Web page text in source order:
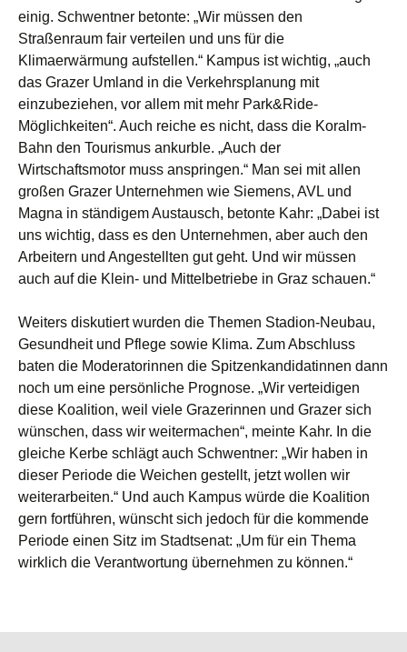
einig. Schwentner betonte: „Wir müssen den
Straßenraum fair verteilen und uns für die
Klimaerwärmung aufstellen.“ Kampus ist wichtig, „auch
das Grazer Umland in die Verkehrsplanung mit
einzubeziehen, vor allem mit mehr Park&Ride-
Möglichkeiten“. Auch reiche es nicht, dass die Koralm-
Bahn den Tourismus ankurble. „Auch der
Wirtschaftsmotor muss anspringen.“ Man sei mit allen
großen Grazer Unternehmen wie Siemens, AVL und
Magna in ständigem Austausch, betonte Kahr: „Dabei ist
uns wichtig, dass es den Unternehmen, aber auch den
Arbeitern und Angestellten gut geht. Und wir müssen
auch auf die Klein- und Mittelbetriebe in Graz schauen.“
Weiters diskutiert wurden die Themen Stadion-Neubau,
Gesundheit und Pflege sowie Klima. Zum Abschluss
baten die Moderatorinnen die Spitzenkandidatinnen dann
noch um eine persönliche Prognose. „Wir verteidigen
diese Koalition, weil viele Grazerinnen und Grazer sich
wünschen, dass wir weitermachen“, meinte Kahr. In die
gleiche Kerbe schlägt auch Schwentner: „Wir haben in
dieser Periode die Weichen gestellt, jetzt wollen wir
weiterarbeiten.“ Und auch Kampus würde die Koalition
gern fortführen, wünscht sich jedoch für die kommende
Periode einen Sitz im Stadtsenat: „Um für ein Thema
wirklich die Verantwortung übernehmen zu können.“